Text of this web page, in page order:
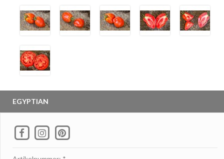
EGYPTIAN